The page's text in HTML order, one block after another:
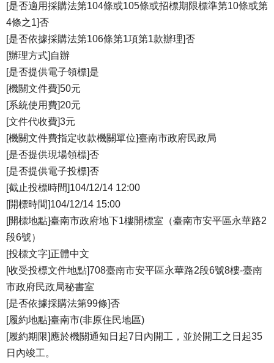
[是否適用採購法第104條或105條或招標期限標準第10條或第
4條之1]否
[是否依據採購法第106條第1項第1款辦理]否
[辦理方式]自辦
[是否提供電子領標]是
[機關文件費]50元
[系統使用費]20元
[文件代收費]3元
[機關文件費指定收款機關單位]臺南市政府民政局
[是否提供現場領標]否
[是否提供電子投標]否
[截止投標時間]104/12/14 12:00
[開標時間]104/12/14 15:00
[開標地點]臺南市政府地下1樓開標室（臺南市安平區永華路2
段6號）
[投標文字]正體中文
[收受投標文件地點]708臺南市安平區永華路2段6號8樓-臺南
市政府民政局秘書室
[是否依據採購法第99條]否
[履約地點]臺南市(非原住民地區)
[履約期限]應於機關通知日起7日內開工，並於開工之日起35
日內竣工。